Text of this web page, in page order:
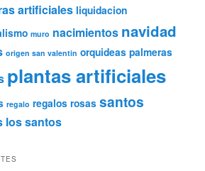
artificiales liquidacion
muro nacimientos navidad
origen san valentin orquideas palmeras
plantas artificiales
regalo regalos rosas santos
los santos